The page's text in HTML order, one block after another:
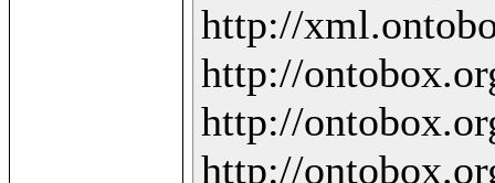
http://
http://
http://
http://